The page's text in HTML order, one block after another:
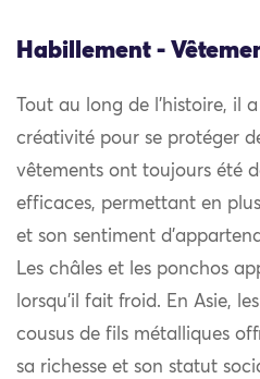
Habillement -
Tout au long de l’histoire, il
créativité pour se protéger
vêtements ont toujours été
efficaces, permettant en
et son sentiment
Les châles et les ponchos
lorsqu’il fait froid. En Asie,
cousus de fils métalliques
sa richesse et son statut